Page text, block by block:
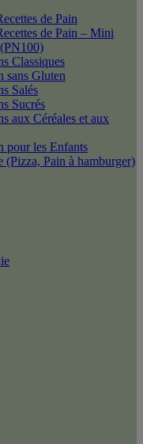
de Pain
de Pain – Mini
Classiques
sans Gluten
Salés
Sucrés
aux Céréales et aux
pour les Enfants
(Pizza, Pain à hamburger)